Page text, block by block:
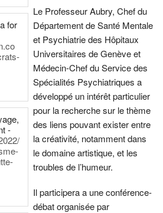
for
-
Le Professeur Aubry, Chef du
Département de Santé Mentale
et Psychiatrie des Hôpitaux
Universitaires de Genève et
Médecin-Chef du Service des
Spécialités Psychiatriques a
développé un intérêt particulier
pour la recherche sur le thème
des liens pouvant exister entre
la créativité, notamment dans
le domaine artistique, et les
troubles de l’humeur.
Il participera a une conférence-
débat organisée par